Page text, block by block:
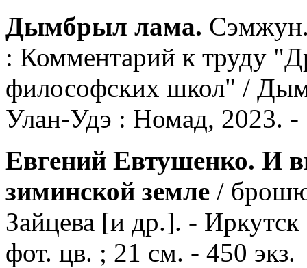
Дымбрыл лама.
: Комментарий к труду
философских школ" /
Улан-Удэ : Номад, 2023. -
Евгений Евтушенко. И
зиминской земле /
Зайцева [и др.]. -
фот. цв. ; 21 см. - 450 экз.